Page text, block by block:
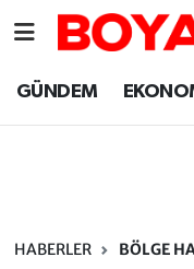
GÜNDEM
HABERLER BÖLGE
Sinop Nöbetçi
Sinop Trafik